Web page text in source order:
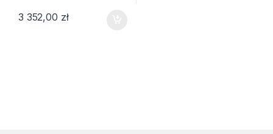
3 352,00 zł